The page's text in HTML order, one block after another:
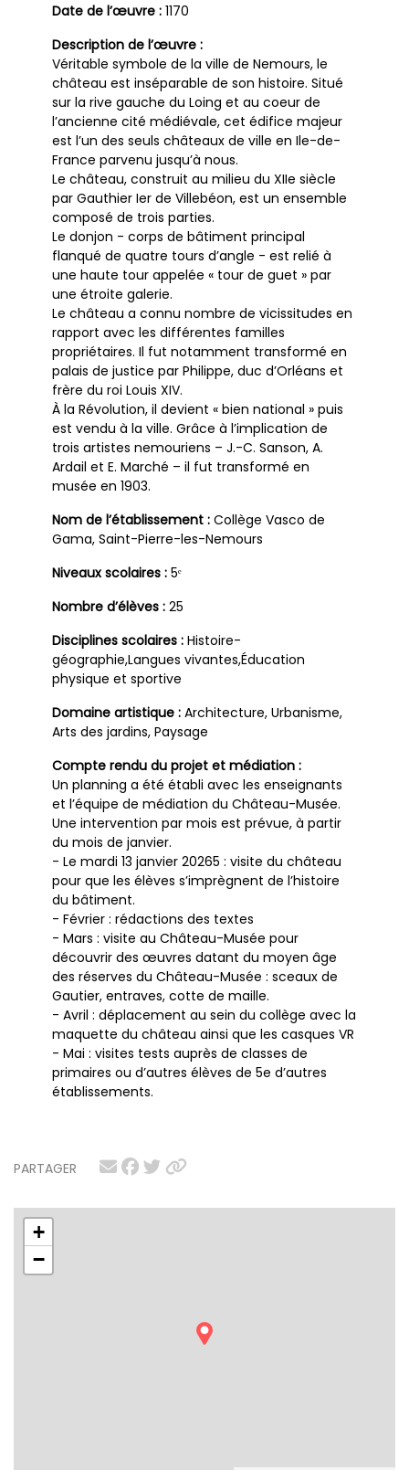
PARTAGER
+
−
Date de l’œuvre : 1170
Description de l’œuvre :
Véritable symbole de la ville de Nemours, le
château est inséparable de son histoire. Situé
sur la rive gauche du Loing et au coeur de
l’ancienne cité médiévale, cet édifice majeur
est l’un des seuls châteaux de ville en Ile-de-
France parvenu jusqu’à nous.
Le château, construit au milieu du XIIe siècle
par Gauthier Ier de Villebéon, est un ensemble
composé de trois parties.
Le donjon - corps de bâtiment principal
flanqué de quatre tours d’angle - est relié à
une haute tour appelée « tour de guet » par
une étroite galerie.
Le château a connu nombre de vicissitudes en
rapport avec les différentes familles
propriétaires. Il fut notamment transformé en
palais de justice par Philippe, duc d’Orléans et
frère du roi Louis XIV.
À la Révolution, il devient « bien national » puis
est vendu à la ville. Grâce à l’implication de
trois artistes nemouriens – J.-C. Sanson, A.
Ardail et E. Marché – il fut transformé en
musée en 1903.
Nom de l’établissement : Collège Vasco de
Gama, Saint-Pierre-les-Nemours
Niveaux scolaires : 5ᵉ
Nombre d’élèves : 25
Disciplines scolaires : Histoire-
géographie,Langues vivantes,Éducation
physique et sportive
Domaine artistique : Architecture, Urbanisme,
Arts des jardins, Paysage
Compte rendu du projet et médiation :
Un planning a été établi avec les enseignants
et l’équipe de médiation du Château-Musée.
Une intervention par mois est prévue, à partir
du mois de janvier.
- Le mardi 13 janvier 20265 : visite du château
pour que les élèves s’imprègnent de l’histoire
du bâtiment.
- Février : rédactions des textes
- Mars : visite au Château-Musée pour
découvrir des œuvres datant du moyen âge
des réserves du Château-Musée : sceaux de
Gautier, entraves, cotte de maille.
- Avril : déplacement au sein du collège avec la
maquette du château ainsi que les casques VR
- Mai : visites tests auprès de classes de
primaires ou d’autres élèves de 5e d’autres
établissements.